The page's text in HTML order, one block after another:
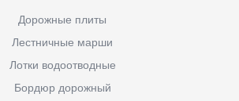
Дорожные плиты
Лестничные марши
Лотки водоотводные
Бордюр дорожный